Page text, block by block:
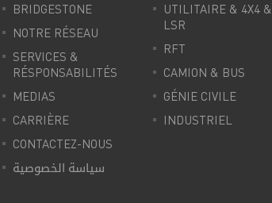
BRIDGESTONE
NOTRE RÉSEAU
SERVICES &
RÉSPONSABILITÉS
MEDIAS
CARRIÈRE
CONTACTEZ-NOUS
سياسة الخصوصية
UTILITAIRE & 4X4 &
LSR
RFT
CAMION & BUS
GÉNIE CIVILE
INDUSTRIEL